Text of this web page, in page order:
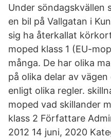
Under söndagskvällen
en bil på Vallgatan i
sig ha återkallat
moped klass 1 (EU-
många. De har olika
på olika delar av
enligt olika regler.
moped vad skillander
klass 2 Författare
2012 14 juni, 2020